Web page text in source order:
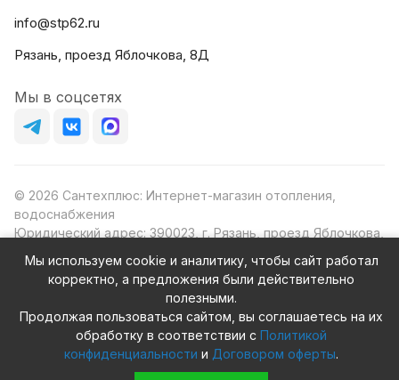
info@stp62.ru
Рязань, проезд Яблочкова, 8Д
Мы в соцсетях
© 2026 Сантехплюс: Интернет-магазин отопления,
водоснабжения
Юридический адрес: 390023, г. Рязань, проезд Яблочкова,
ИНН/КПП: 6230087631/623001001
ОГРН: 1156230000080
Мы используем cookie и аналитику, чтобы сайт работал
корректно, а предложения были действительно
полезными.
Продолжая пользоваться сайтом, вы соглашаетесь на их
обработку в соответствии с Политикой
конфиденциальности и Договором оферты.
Конфиденциальность
Оферта